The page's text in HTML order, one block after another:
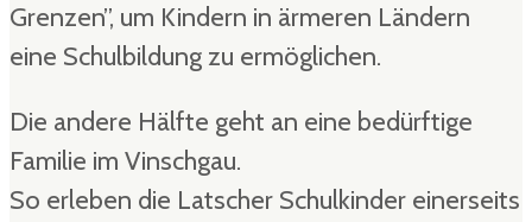
Grenzen”, um Kindern in ärmeren Ländern
eine Schulbildung zu ermöglichen.
Die andere Hälfte geht an eine bedürftige
Familie im Vinschgau.
So erleben die Latscher Schulkinder einerseits